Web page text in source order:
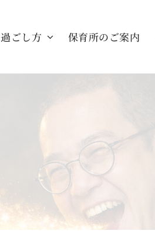
ごし方 保育所のご案内